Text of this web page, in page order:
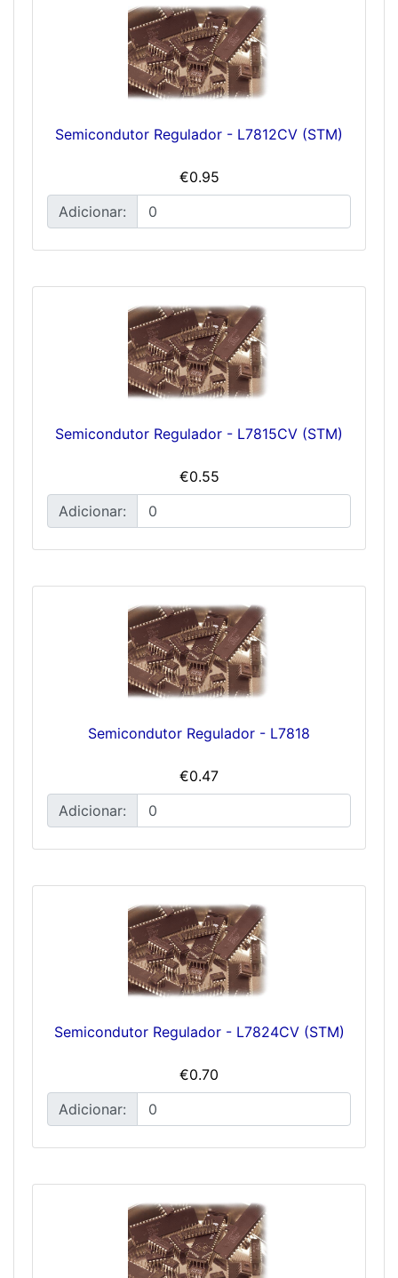
Semicondutor Regulador - L7812CV (STM)
€0.95
Adicionar:
Semicondutor Regulador - L7815CV (STM)
€0.55
Adicionar:
Semicondutor Regulador - L7818
€0.47
Adicionar:
Semicondutor Regulador - L7824CV (STM)
€0.70
Adicionar: